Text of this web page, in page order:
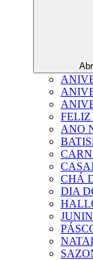
FELIZ
ANO
CHÁ
DIA